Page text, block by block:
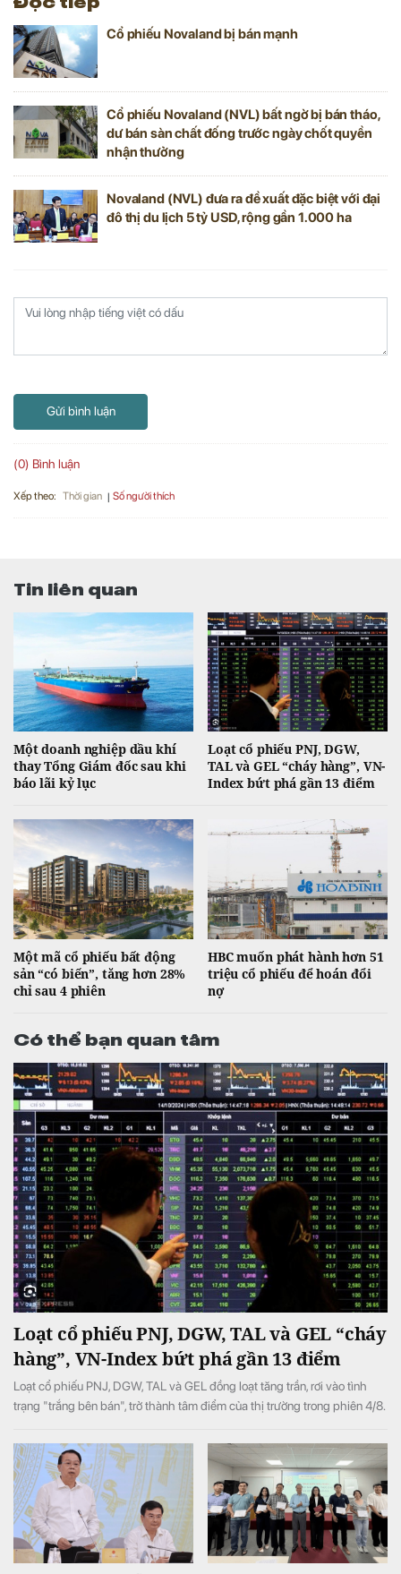
Cổ phiếu Novaland bị bán mạnh
Cổ phiếu Novaland (NVL) bất ngờ bị bán tháo,
dư bán sàn chất đống trước ngày chốt quyền
nhận thưởng
Novaland (NVL) đưa ra đề xuất đặc biệt với đại
đô thị du lịch 5 tỷ USD, rộng gần 1.000 ha
Gửi bình luận
(0) Bình luận
Xếp theo: Thời gian Số người thích
Tin liên quan
Một doanh nghiệp dầu khí
thay Tổng Giám đốc sau khi
báo lãi kỷ lục
Loạt cổ phiếu PNJ, DGW,
TAL và GEL “cháy hàng”, VN-
Index bứt phá gần 13 điểm
Một mã cổ phiếu bất động
sản “có biến”, tăng hơn 28%
chỉ sau 4 phiên
HBC muốn phát hành hơn 51
triệu cổ phiếu để hoán đổi
nợ
Có thể bạn quan tâm
Loạt cổ phiếu PNJ, DGW, TAL và GEL “cháy
hàng”, VN-Index bứt phá gần 13 điểm
Loạt cổ phiếu PNJ, DGW, TAL và GEL đồng loạt tăng trần, rơi vào tình
trạng "trắng bên bán", trở thành tâm điểm của thị trường trong phiên 4/8.